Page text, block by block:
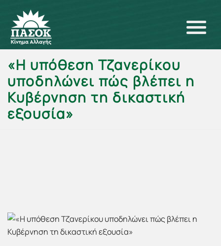
«Η υπόθεση Τζανερίκου
υποδηλώνει πώς βλέπει η
Κυβέρνηση τη δικαστική
εξουσία»